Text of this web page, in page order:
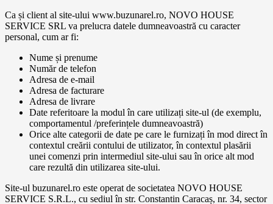
Ca și client al site-ului www.buzunarel.ro, NOVO HOUSE
SERVICE SRL va prelucra datele dumneavoastră cu caracter
personal, cum ar fi:
Nume și prenume
Număr de telefon
Adresa de e-mail
Adresa de facturare
Adresa de livrare
Date referitoare la modul în care utilizați site-ul (de exemplu,
comportamentul /preferințele dumneavoastră)
Orice alte categorii de date pe care le furnizați în mod direct în
contextul creării contului de utilizator, în contextul plasării
unei comenzi prin intermediul site-ului sau în orice alt mod
care rezultă din utilizarea site-ului.
Site-ul buzunarel.ro este operat de societatea NOVO HOUSE
SERVICE S.R.L., cu sediul în str. Constantin Caracaș, nr. 34, sector